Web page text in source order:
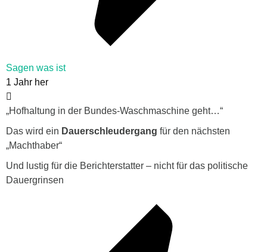
Sagen was ist
1 Jahr her
„Hofhaltung in der Bundes-Waschmaschine geht…“
Das wird ein Dauerschleudergang für den nächsten
„Machthaber“
Und lustig für die Berichterstatter – nicht für das politische
Dauergrinsen